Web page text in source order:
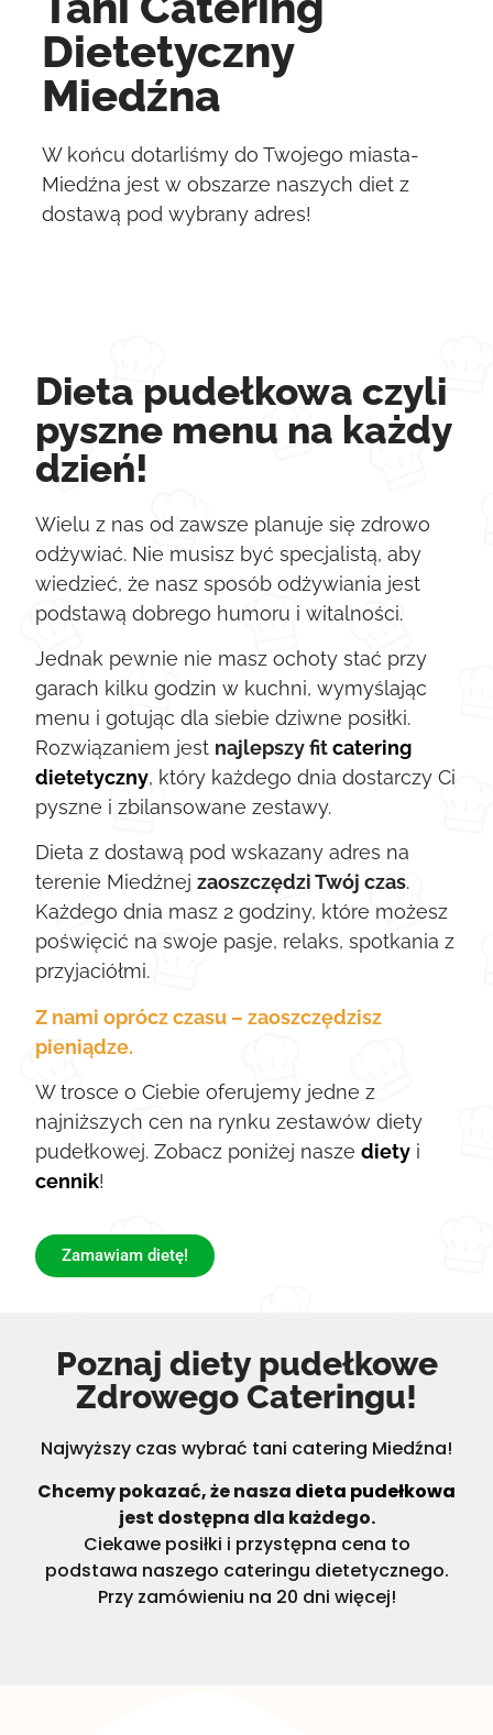
Dietetyczny
Miedźna
W końcu dotarliśmy do Twojego miasta-
Miedźna jest w obszarze naszych diet z
dostawą pod wybrany adres!
Dieta pudełkowa czyli
pyszne menu na każdy
dzień!
Wielu z nas od zawsze planuje się zdrowo
odżywiać. Nie musisz być specjalistą, aby
wiedzieć, że nasz sposób odżywiania jest
podstawą dobrego humoru i witalności.
Jednak pewnie nie masz ochoty stać przy
garach kilku godzin w kuchni, wymyślając
menu i gotując dla siebie dziwne posiłki.
Rozwiązaniem jest najlepszy fitcatering
dietetyczny, który każdego dnia dostarczy Ci
pyszne i zbilansowane zestawy.
Dieta z dostawą pod wskazany adres na
terenie Miedźnejzaoszczędzi Twój czas.
Każdego dnia masz 2 godziny, które możesz
poświęcić na swoje pasje, relaks, spotkania z
przyjaciółmi.
Z nami oprócz czasu – zaoszczędzisz
pieniądze.
W trosce o Ciebie oferujemy jedne z
najniższych cen na rynku zestawów diety
pudełkowej. Zobacz poniżej naszediety i
cennik!
Zamawiam dietę!
Poznaj diety pudełkowe
Zdrowego Cateringu!
Najwyższy czas wybrać tani catering Miedźna!
Chcemy pokazać, że nasza dieta pudełkowa
jest dostępna dla każdego.
Ciekawe posiłki i przystępna cena to
podstawa naszego cateringu dietetycznego.
Przy zamówieniu na 20 dni więcej!